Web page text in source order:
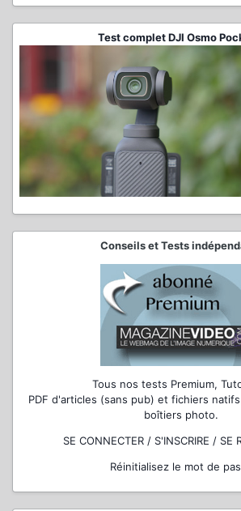
Test complet DJI Osmo
Conseils et Tests
Tous nos tests Premium,
PDF d'articles (sans pub) et fichiers
boîtiers photo.
SE CONNECTER / S'INSCRIRE / SE
Réinitialisez le mot de